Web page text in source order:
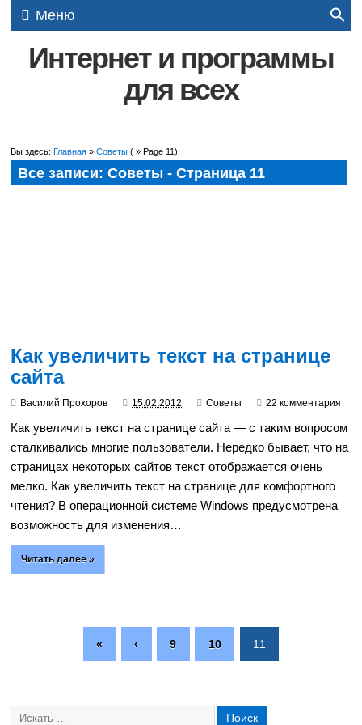
Меню
Интернет и программы
для всех
Вы здесь: Главная »Советы ( » Page 11)
Все записи: Советы - Страница 11
Как увеличить текст на странице
сайта
Василий Прохоров 15.02.2012 Советы 22 комментария
Как увеличить текст на странице сайта — с таким вопросом
сталкивались многие пользователи. Нередко бывает, что на
страницах некоторых сайтов текст отображается очень
мелко. Как увеличить текст на странице для комфортного
чтения? В операционной системе Windows предусмотрена
возможность для изменения…
Читать далее »
« ‹ 9 10 11